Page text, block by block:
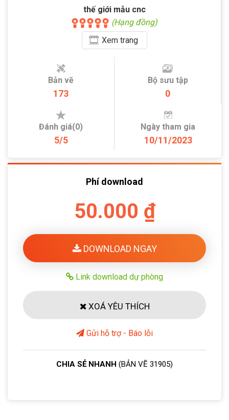
thế giới mẫu cnc
(Hạng đồng)
Xemtrang
Bản vẽ
173
Bộ sưu tập
0
Đánh giá(0)
5/5
Ngày tham gia
10/11/2023
Phí download
50.000 ₫
DOWNLOAD NGAY
Link download dự phòng
XOÁ YÊU THÍCH
Gửi hỗ trợ - Báo lỗi
CHIA SẺ NHANH (BẢN VẼ 31905)